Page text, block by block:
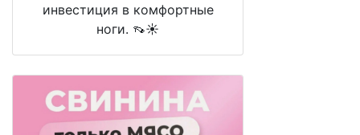
инвестиция в комфортные
ноги. 👡☀️